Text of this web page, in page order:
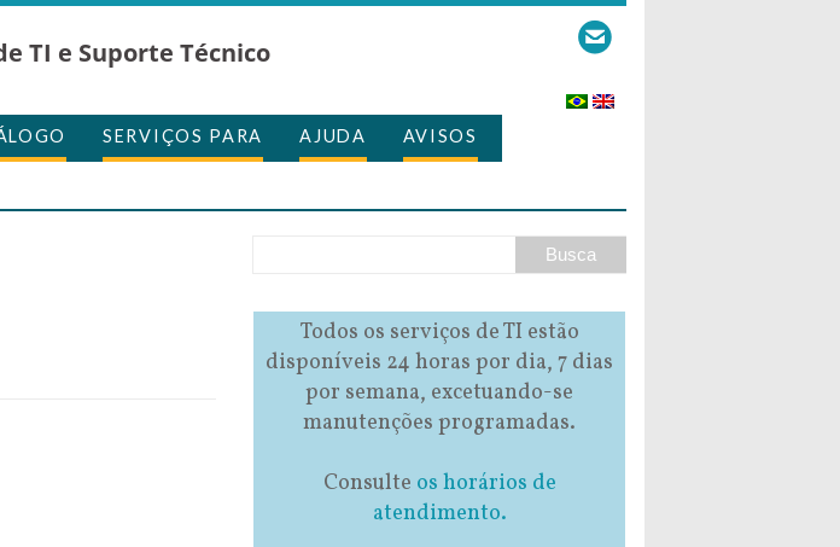
TI e Suporte Técnico
SERVIÇOS PARA AJUDA AVISOS
Todos os serviços de TI estão
disponíveis 24 horas por dia, 7 dias
por semana, excetuando-se
manutenções programadas.
Consulte os horários de
atendimento.